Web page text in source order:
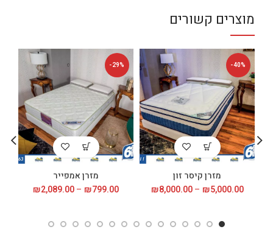
מוצרים קשורים
-40%
מזרן קיסר זון
₪5,000.00
–
₪8,000.00
עד
-29%
מזרן אמפייר
₪799.00
–
₪2,089.00